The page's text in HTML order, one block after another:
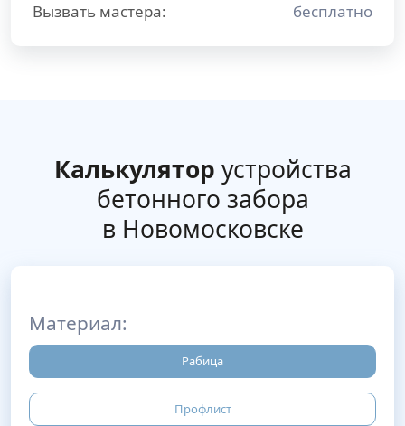
Вызвать мастера:
бесплатно
Калькулятор устройства
бетонного забора
в Новомосковске
Материал:
Рабица
Профлист